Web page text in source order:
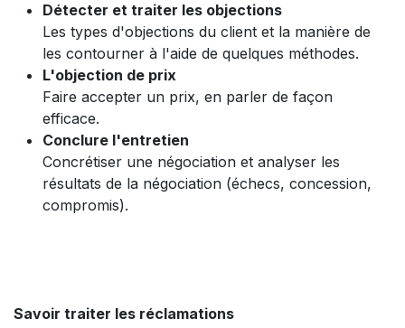
Détecter et traiter les objections
Les types d'objections du client et la manière de
les contourner à l'aide de quelques méthodes.
L'objection de prix
Faire accepter un prix, en parler de façon
efficace.
Conclure l'entretien
Concrétiser une négociation et analyser les
résultats de la négociation (échecs, concession,
compromis).
Savoir traiter les réclamations